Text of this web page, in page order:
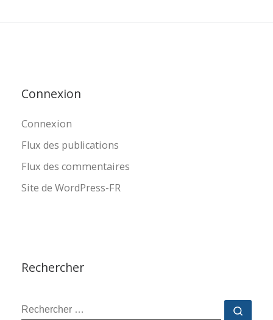
Connexion
Connexion
Flux des publications
Flux des commentaires
Site de WordPress-FR
Rechercher
RECHERCHER